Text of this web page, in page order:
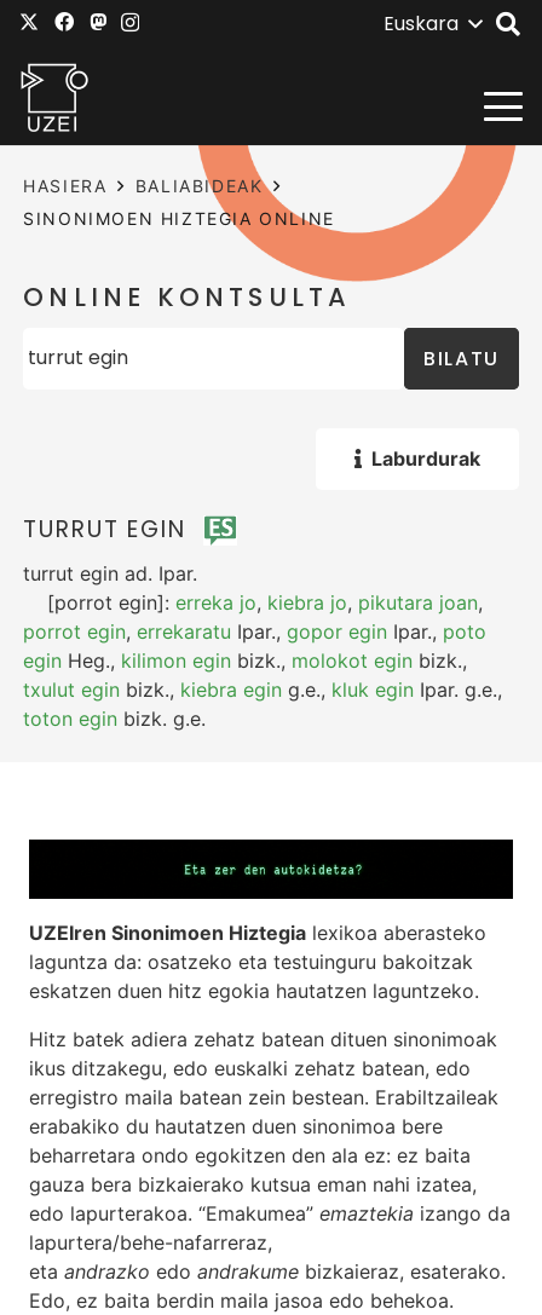
Euskara
HASIERA
BALIABIDEAK
SINONIMOEN HIZTEGIA ONLINE
ONLINE KONTSULTA
BILATU
Laburdurak
TURRUT EGIN
turrut egin ad. Ipar.
[porrot egin]:erreka jo, kiebra jo, pikutara joan,
porrot egin,errekaratu Ipar.,gopor egin Ipar., poto
egin Heg., kilimon egin bizk., molokot egin bizk.,
txulut egin bizk., kiebra egin g.e., kluk egin Ipar. g.e.,
toton egin bizk. g.e.
UZEIren Sinonimoen Hiztegia lexikoa aberasteko
laguntza da: osatzeko eta testuinguru bakoitzak
eskatzen duen hitz egokia hautatzen laguntzeko.
Hitz batek adiera zehatz batean dituen sinonimoak
ikus ditzakegu, edo euskalki zehatz batean, edo
erregistro maila batean zein bestean. Erabiltzaileak
erabakiko du hautatzen duen sinonimoa bere
beharretara ondo egokitzen den ala ez: ez baita
gauza bera bizkaierako kutsua eman nahi izatea,
edo lapurterakoa. “Emakumea” emaztekia izango da
lapurtera/behe-nafarreraz,
eta andrazko edo andrakume bizkaieraz, esaterako.
Edo, ez baita berdin maila jasoa edo behekoa.